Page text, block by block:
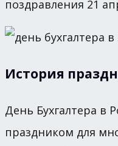
поздравления 21
История
День Бухгалтера в
праздником для